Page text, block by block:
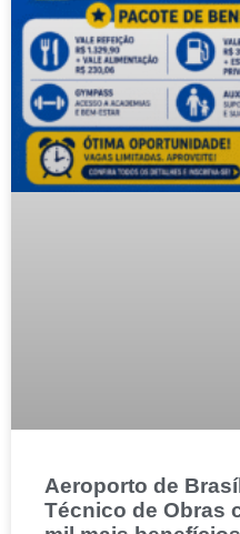
Aeroporto de
Técnico de Obras